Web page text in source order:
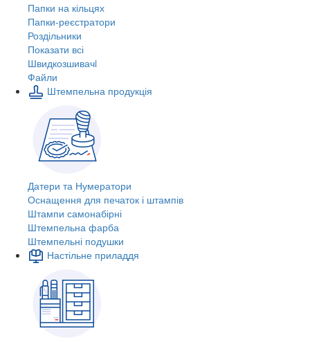
Папки на кільцях
Папки-реєстратори
Роздільники
Показати всі
Швидкозшивачi
Файли
Штемпельна продукція
Датери та Нумератори
Оснащення для печаток і штампів
Штампи самонабірні
Штемпельна фарба
Штемпельні подушки
Настільне приладдя